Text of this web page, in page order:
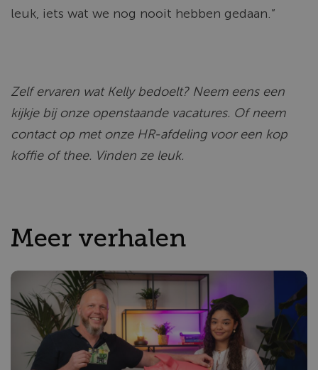
leuk, iets wat we nog nooit hebben gedaan.”
Zelf ervaren wat Kelly bedoelt? Neem eens een
kijkje bij onze openstaande vacatures. Of neem
contact op met onze HR-afdeling voor een kop
koffie of thee. Vinden ze leuk.
Meer verhalen